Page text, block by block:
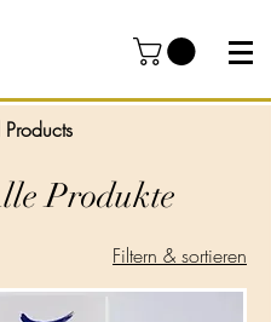
Produkte
Filtern & sortieren